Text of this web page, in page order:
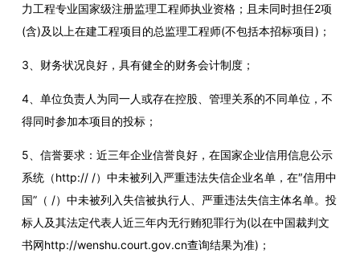
力工程专业国家级注册监理工程师执业资格；且未同时担任2项
(含)及以上在建工程项目的总监理工程师(不包括本招标项目)；
3 财务状况良好，具有健全的财务会计制度 ；
4
单位负责人为同一人或存在控股、管理关系的不同单位，不
得同时参加本项目的投标；
5 信誉要求： 近三年企业信誉良好，在国家企业信用信息公示
系统（http:// /）中未被列入严重违法失信企业名单， 在″信用中
国”（ /）中未被列入 失信被执行人、 严重违法失信主体名单。投
标人 及其法定代表人近三年内无行贿犯罪行为(以在中国裁判文
书网http://wenshu.court.gov.cn查询结果为准)；